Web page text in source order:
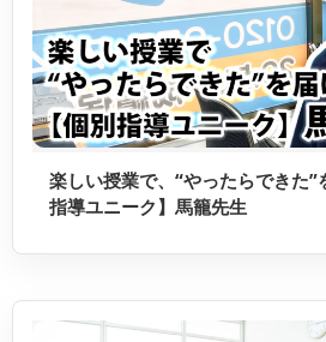
楽しい授業で、“やったらできた
指導ユニーク】馬籠先生